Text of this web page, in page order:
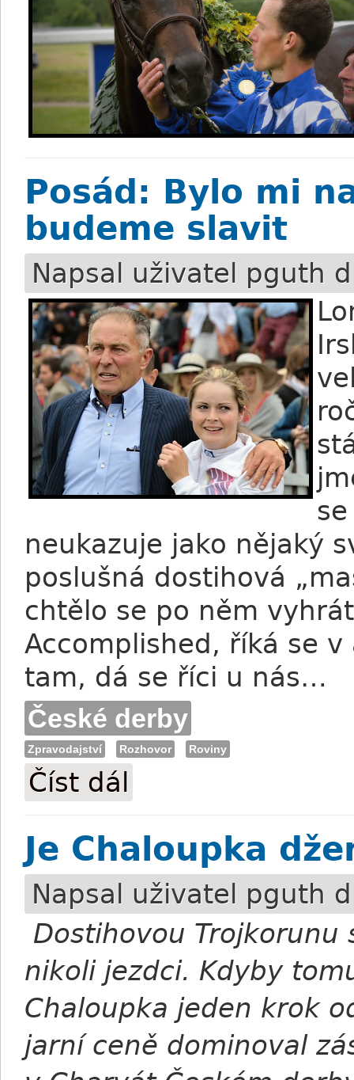
Posád: Bylo mi
budeme slavit
Napsal uživatel pguth
neukazuje jako nějaký
poslušná dostihová
chtělo se po něm
Accomplished, říká se
tam, dá se říci u nás…
České derby
Zpravodajství Rozhovor Roviny
Číst dál
Je Chaloupka
Napsal uživatel pguth
Dostihovou
nikoli jezdci. Kdyby
Chaloupka jeden krok
jarní ceně dominoval